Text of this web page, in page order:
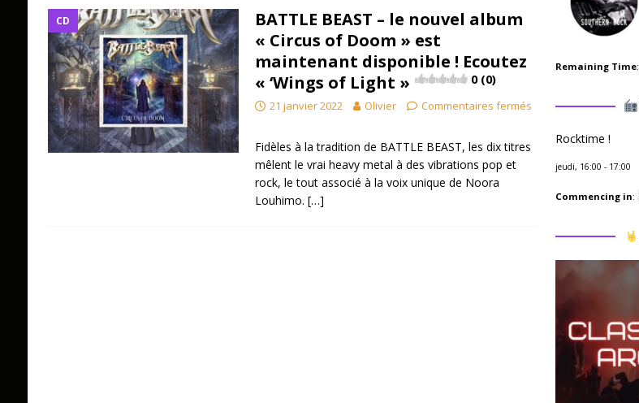
CD
BATTLE BEAST – le nouvel album
« Circus of Doom » est
maintenant disponible ! Ecoutez
« ‘Wings of Light »
0 (0)
21 janvier 2022 Olivier Commentaires fermés
Fidèles à la tradition de BATTLE BEAST, les dix titres
mêlent le vrai heavy metal à des vibrations pop et
rock, le tout associé à la voix unique de Noora
Louhimo. […]
Remaining Time:
Rocktime !
jeudi, 16:00 - 17:00
Commencing in: